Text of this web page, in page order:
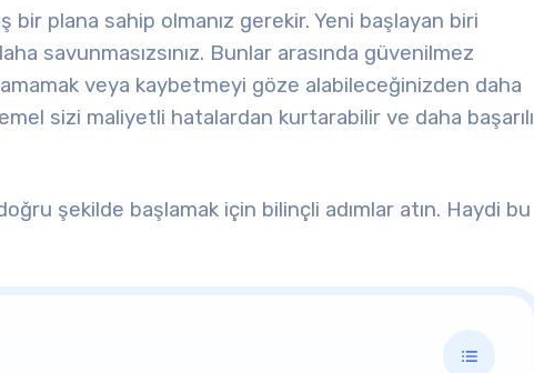
plana sahip olmanız gerekir. Yeni başlayan biri
savunmasızsınız. Bunlar arasında güvenilmez
veya kaybetmeyi göze alabileceğinizden daha
sizi maliyetli hatalardan kurtarabilir ve daha başarılı
şekilde başlamak için bilinçli adımlar atın. Haydi bu